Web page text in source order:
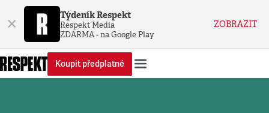
× Týdeník Respekt
Respekt Media
ZDARMA - na Google Play
ZOBRAZIT
Koupit předplatné